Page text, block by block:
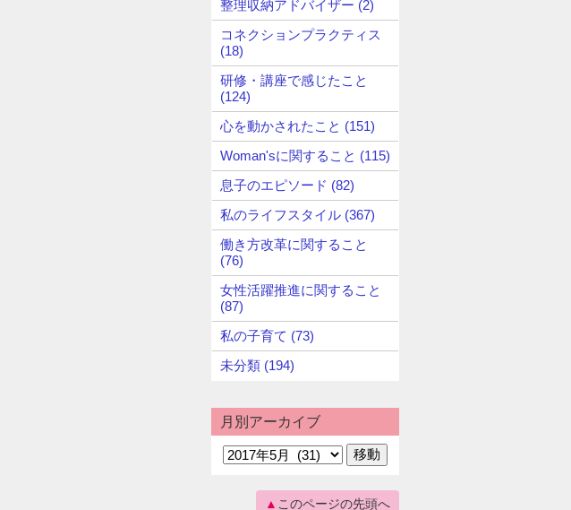
整理収納アドバイザー (2)
コネクションプラクティス
(18)
研修・講座で感じたこと
(124)
心を動かされたこと (151)
Woman'sに関すること (115)
息子のエピソード (82)
私のライフスタイル (367)
働き方改革に関すること
(76)
女性活躍推進に関すること
(87)
私の子育て (73)
未分類 (194)
月別アーカイブ
このページの先頭へ